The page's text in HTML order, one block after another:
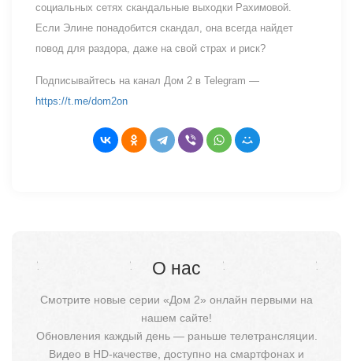
социальных сетях скандальные выходки Рахимовой.
Если Элине понадобится скандал, она всегда найдет
повод для раздора, даже на свой страх и риск?
Подписывайтесь на канал Дом 2 в Telegram —
https://t.me/dom2on
О нас
Смотрите новые серии «Дом 2» онлайн первыми на
нашем сайте!
Обновления каждый день — раньше телетрансляции.
Видео в HD-качестве, доступно на смартфонах и